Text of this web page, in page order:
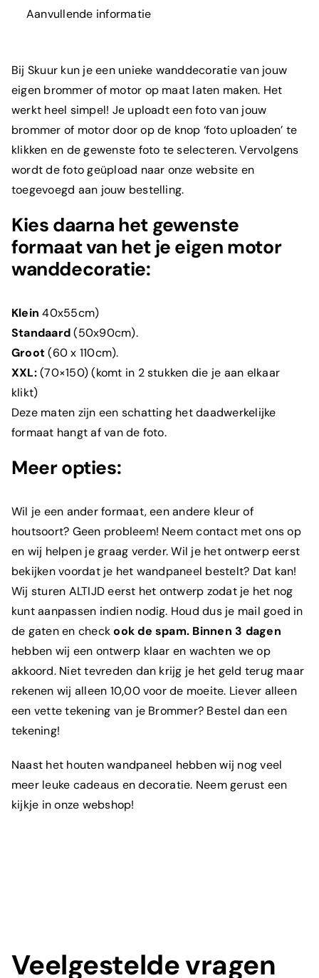
Aanvullende informatie
Bij Skuur kun je een unieke wanddecoratie van jouw
eigen brommerof motor op maat laten maken. Het
werkt heel simpel! Je uploadt een foto van jouw
brommer of motor door op de knop ‘foto uploaden’ te
klikken en de gewenste foto te selecteren. Vervolgens
wordt de foto geüpload naar onze website en
toegevoegd aan jouw bestelling.
Kies daarna het gewenste
formaat van het je eigen motor
wanddecoratie:
Klein 40x55cm)
Standaard(50x90cm).
Groot(60 x 110cm).
XXL:(70×150) (komt in 2 stukken die je aan elkaar
klikt)
Deze maten zijn een schatting het daadwerkelijke
formaat hangt af van de foto.
Meer opties:
Wil je een ander formaat, een andere kleur of
houtsoort? Geen probleem! Neem contact met ons op
en wij helpen je graag verder. Wil je het ontwerp eerst
bekijken voordat je het wandpaneel bestelt? Dat kan!
Wij sturen ALTIJD eerst het ontwerp zodat je het nog
kunt aanpassen indien nodig. Houd dus je mail goed in
de gaten en checkook de spam. Binnen 3 dagen
hebben wij een ontwerp klaar en wachten we op
akkoord. Niet tevreden dan krijg je het geld terug maar
rekenen wij alleen 10,00 voor de moeite. Liever alleen
een vette tekening van je Brommer? Bestel dan een
tekening!
Naast het houten wandpaneel hebben wij nog veel
meer leuke cadeaus en decoratie. Neem gerust een
kijkje in onze webshop!
Veelgestelde vragen